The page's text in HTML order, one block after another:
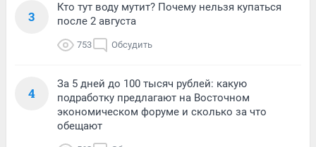
3
Кто тут воду мутит? Почему нельзя купаться
после 2 августа
753 Обсудить
4
За 5 дней до 100 тысяч рублей: какую
подработку предлагают на Восточном
экономическом форуме и сколько за что
обещают